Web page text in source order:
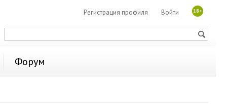
18+
Войти
Регистрация профиля
Форум